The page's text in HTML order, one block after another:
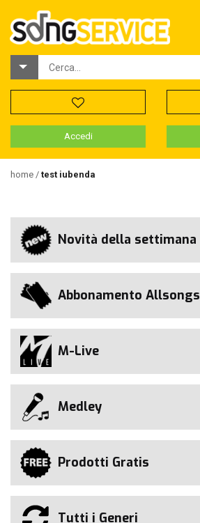
Accedi
home test iubenda
Novità della settimana
Abbonamento Allsongs
M-Live
Medley
Prodotti Gratis
Tutti i Generi